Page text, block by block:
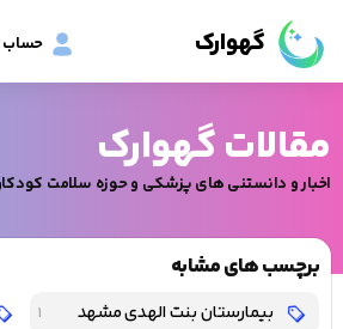
گهوارک حساب
مقالات گهوارک
اخبار و دانستنی های پزشکی و حوزه سلامت
برچسب های مشابه
بیمارستان بنت الهدی مشهد 1